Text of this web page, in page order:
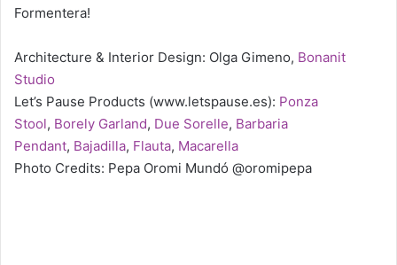
Formentera!
Architecture & Interior Design: Olga Gimeno, Bonanit
Studio
Let’s Pause Products (www.letspause.es): Ponza
Stool, Borely Garland, Due Sorelle, Barbaria
Pendant, Bajadilla, Flauta, Macarella
Photo Credits: Pepa Oromi Mundó @oromipepa